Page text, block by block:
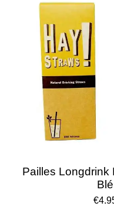
Pailles Longdrink
Blé